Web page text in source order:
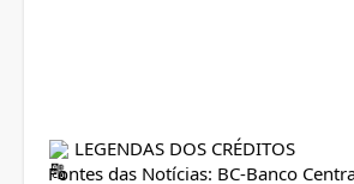
LEGENDAS DOS CRÉDITOS
Fontes das Notícias: BC-Banco